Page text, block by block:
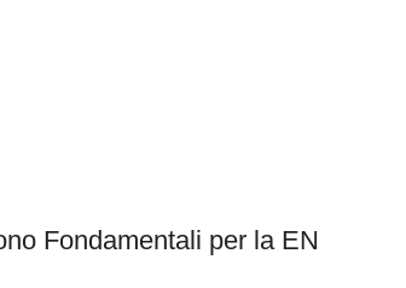
Fondamentali per la EN